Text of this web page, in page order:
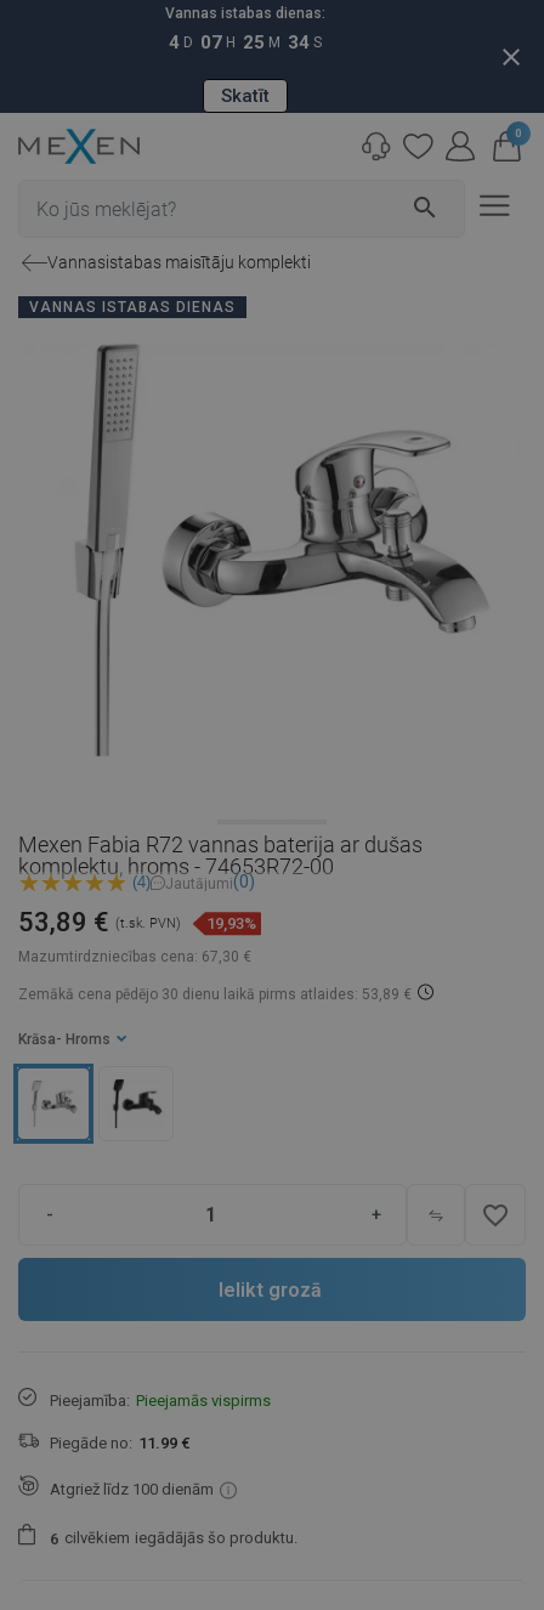
Vannas istabas dienas:
4 D 07 H 25 M 33 S
Skatīt
close
search
0
Vannasistabas maisītāju komplekti
VANNAS ISTABAS DIENAS
Mexen Fabia R72 vannas baterija ar dušas
komplektu, hroms - 74653R72-00
(4) Jautājumi(0)
Mazumtirdzniecības cena: 67,30 €
53,89 € (t.sk. PVN) 19,93%
Zemākā cena pēdējo 30 dienu laikā pirms atlaides: 53,89 €
Krāsa - Hroms
- + favorite_border
Ielikt grozā
Pieejamība: Pieejamās vispirms
Piegāde no: 11.99 €
Atgriež līdz 100 dienām
6 cilvēkiem iegādājās šo produktu.